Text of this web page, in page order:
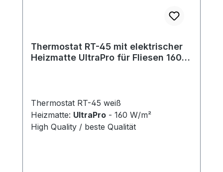
Thermostat RT-45 mit elektrischer
Heizmatte UltraPro für Fliesen 160
Thermostat RT-45 weiß
Heizmatte: UltraPro - 160 W/m²
High Quality / beste Qualität